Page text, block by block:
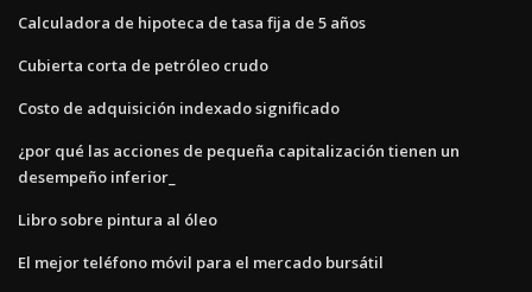
Calculadora de hipoteca de tasa fija de 5 años
Cubierta corta de petróleo crudo
Costo de adquisición indexado significado
¿por qué las acciones de pequeña capitalización tienen un
desempeño inferior_
Libro sobre pintura al óleo
El mejor teléfono móvil para el mercado bursátil